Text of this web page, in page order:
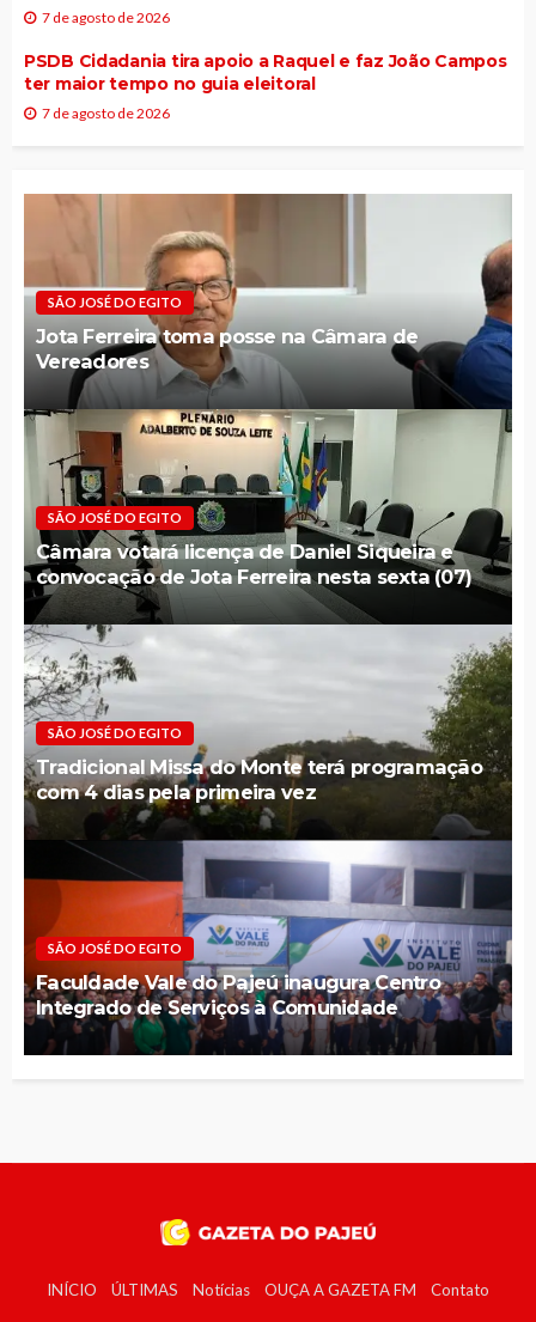
7 de agosto de 2026
PSDB Cidadania tira apoio a Raquel e faz João Campos
ter maior tempo no guia eleitoral
7 de agosto de 2026
SÃO JOSÉ DO EGITO
Jota Ferreira toma posse na Câmara de
Vereadores
SÃO JOSÉ DO EGITO
Câmara votará licença de Daniel Siqueira e
convocação de Jota Ferreira nesta sexta (07)
SÃO JOSÉ DO EGITO
Tradicional Missa do Monte terá programação
com 4 dias pela primeira vez
SÃO JOSÉ DO EGITO
Faculdade Vale do Pajeú inaugura Centro
Integrado de Serviços à Comunidade
INÍCIO ÚLTIMAS Notícias OUÇA A GAZETA FM Contato